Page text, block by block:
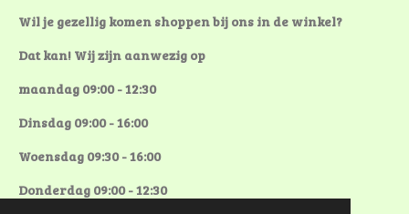
Wil je gezellig komen shoppen bij ons in de winkel?
Dat kan! Wij zijn aanwezig op
maandag 09:00 - 12:30
Dinsdag 09:00 - 16:00
Woensdag 09:30 - 16:00
Donderdag 09:00 - 12:30